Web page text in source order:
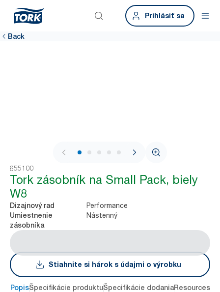
Prihlásiť sa
Back
1 / 6
655100
Tork zásobník na Small Pack, biely
W8
Dizajnový rad Performance
Umiestnenie
zásobníka
Nástenný
Stiahnite si hárok s údajmi o výrobku
PopisŠpecifikácie produktuŠpecifikácie dodaniaResources